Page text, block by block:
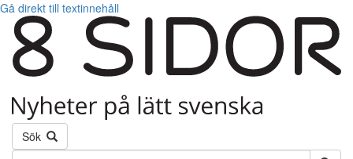
Gå direkt till textinnehåll
Sök